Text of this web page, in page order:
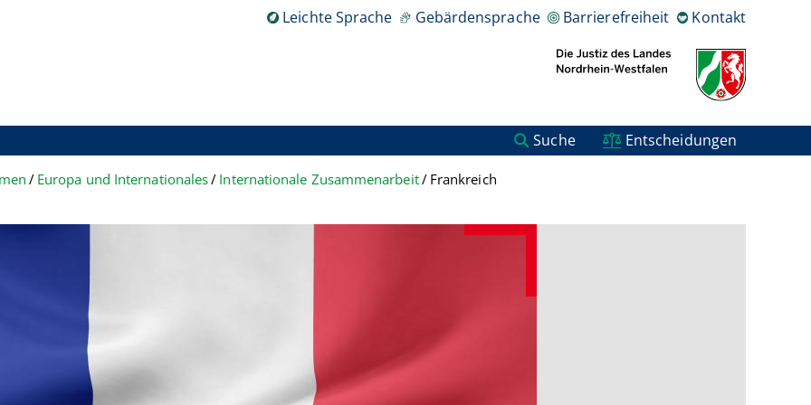
Leichte Sprache Gebärdensprache Barrierefreiheit Kontakt
Suche Entscheidungen
Europa und Internationales Internationale Zusammenarbeit Frankreich